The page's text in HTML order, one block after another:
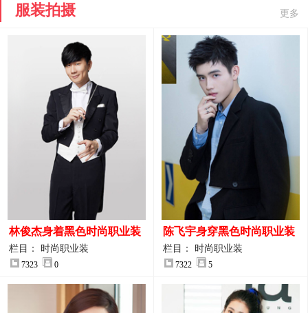
服装拍摄 更多
林俊杰身着黑色时尚职业装
制服图片
栏目： 时尚职业装
7323 0
陈飞宇身穿黑色时尚职业装
图片
栏目： 时尚职业装
7322 5